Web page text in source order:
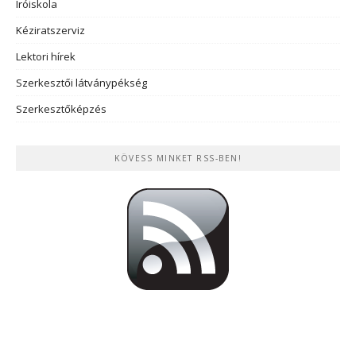
Íróiskola
Kéziratszerviz
Lektori hírek
Szerkesztői látványpékség
Szerkesztőképzés
KÖVESS MINKET RSS-BEN!